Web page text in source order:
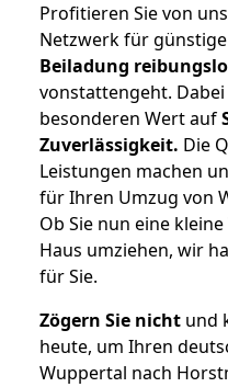
Profitieren Sie von
Netzwerk für
Beiladung
vonstattengeht.
besonderen Wert auf
Zuverlässigkeit. Die
Leistungen machen
für Ihren Umzug von
Ob Sie nun eine
Haus umziehen, wir
für Sie.
Zögern Sie nicht und
heute, um Ihren
Wuppertal nach